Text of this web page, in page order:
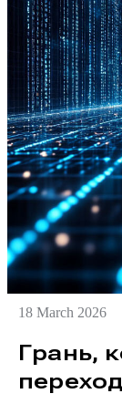
18 March 2026
Грань,